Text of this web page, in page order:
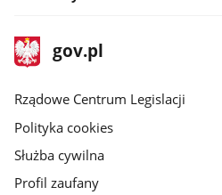
stopka
gov.plStrona
gov.pl
Rządowe Centrum Legislacji
Polityka cookies
Służba cywilna
Profil zaufany